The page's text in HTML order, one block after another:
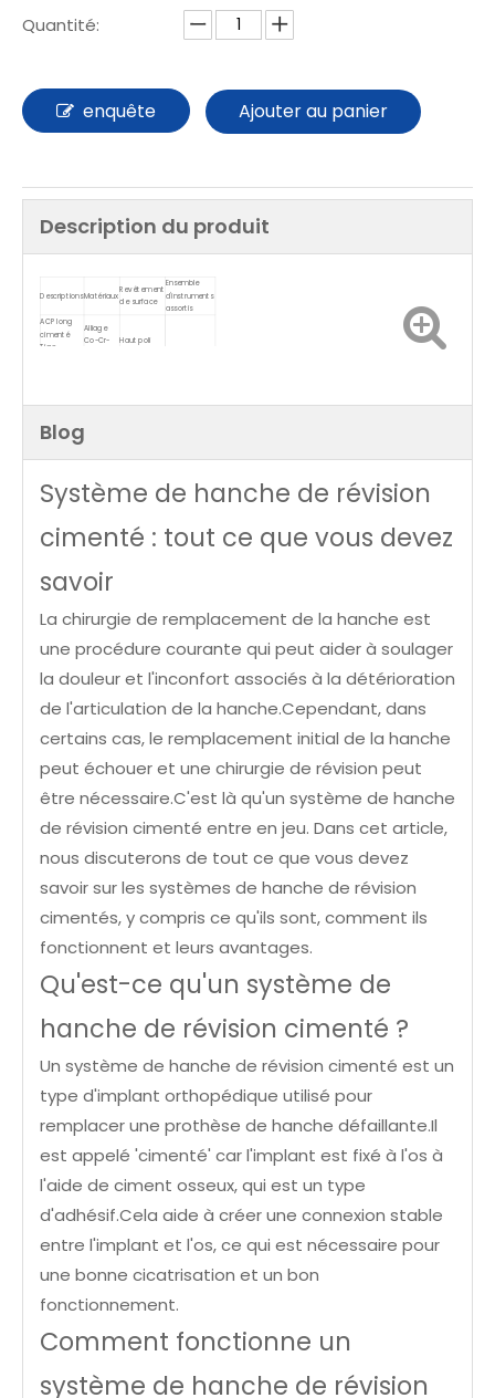
Quantité:
enquête Ajouter au panier
Description du produit
DescriptionsMatériaux
Revêtement
de surface
Ensemble
d'instruments
assortis
ACP long
cimenté
Tige
Alliage
Co-Cr-
Haut poli
AK-FH-M
Blog
Système de hanche de révision
cimenté : tout ce que vous devez
savoir
La chirurgie de remplacement de la hanche est
une procédure courante qui peut aider à soulager
la douleur et l'inconfort associés à la détérioration
de l'articulation de la hanche.Cependant, dans
certains cas, le remplacement initial de la hanche
peut échouer et une chirurgie de révision peut
être nécessaire.C'est là qu'un système de hanche
de révision cimenté entre en jeu. Dans cet article,
nous discuterons de tout ce que vous devez
savoir sur les systèmes de hanche de révision
cimentés, y compris ce qu'ils sont, comment ils
fonctionnent et leurs avantages.
Qu'est-ce qu'un système de
hanche de révision cimenté ?
Un système de hanche de révision cimenté est un
type d'implant orthopédique utilisé pour
remplacer une prothèse de hanche défaillante.Il
est appelé 'cimenté' car l'implant est fixé à l'os à
l'aide de ciment osseux, qui est un type
d'adhésif.Cela aide à créer une connexion stable
entre l'implant et l'os, ce qui est nécessaire pour
une bonne cicatrisation et un bon
fonctionnement.
Comment fonctionne un
système de hanche de révision